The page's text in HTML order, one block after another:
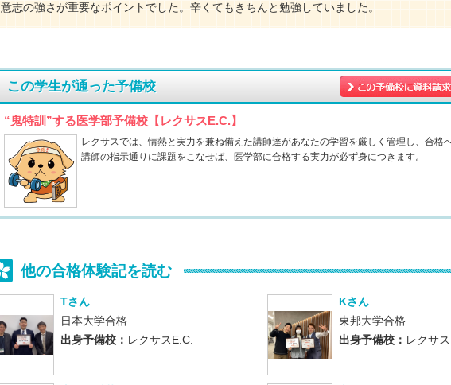
意志の強さが重要なポイントでした。辛くてもきちんと勉強していました。
この学生が通った予備校
“鬼特訓”する医学部予備校【レクサスE.C.】
レクサスでは、情熱と実力を兼ね備えた講師達があなたの学習を厳しく管理し、合格
講師の指示通りに課題をこなせば、医学部に合格する実力が必ず身につきます。
他の合格体験記を読む
Tさん
日本大学合格
出身予備校： レクサスE.C.
Kさん
東邦大学合格
出身予備校： レクサス